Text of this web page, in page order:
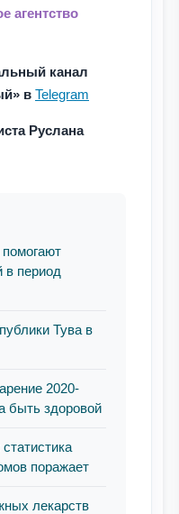
агентство
канал
» в Telegram
Руслана
период
Тува в
2020-
быть здоровой
поражает
лекарств